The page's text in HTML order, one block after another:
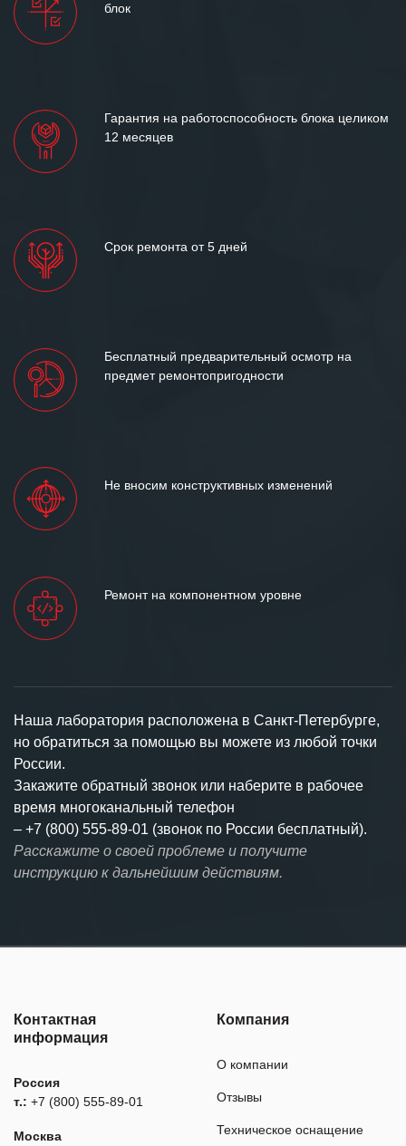
блок
Гарантия на работоспособность блока целиком
12 месяцев
Срок ремонта от 5 дней
Бесплатный предварительный осмотр на
предмет ремонтопригодности
Не вносим конструктивных изменений
Ремонт на компонентном уровне
Наша лаборатория расположена в Санкт-Петербурге,
но обратиться за помощью вы можете из любой точки
России.
Закажите обратный звонок или наберите в рабочее
время многоканальный телефон
– +7 (800) 555-89-01 (звонок по России бесплатный).
Расскажите о своей проблеме и получите
инструкцию к дальнейшим действиям.
Контактная
информация
Россия
т.: +7 (800) 555-89-01
Москва
Компания
О компании
Отзывы
Техническое оснащение